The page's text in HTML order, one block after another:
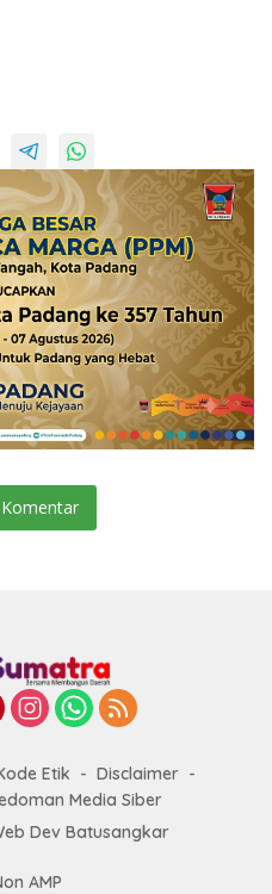
Etik
Disclaimer
Media Siber
Dev Batusangkar
AMP